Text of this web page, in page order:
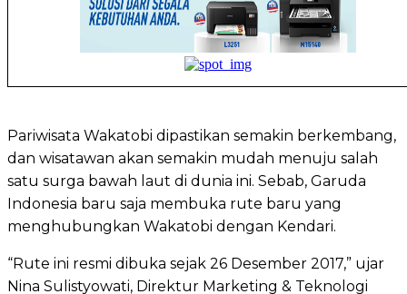
Pariwisata Wakatobi dipastikan semakin berkembang,
dan wisatawan akan semakin mudah menuju salah
satu surga bawah laut di dunia ini. Sebab, Garuda
Indonesia baru saja membuka rute baru yang
menghubungkan Wakatobi dengan Kendari.
“Rute ini resmi dibuka sejak 26 Desember 2017,” ujar
Nina Sulistyowati, Direktur Marketing & Teknologi